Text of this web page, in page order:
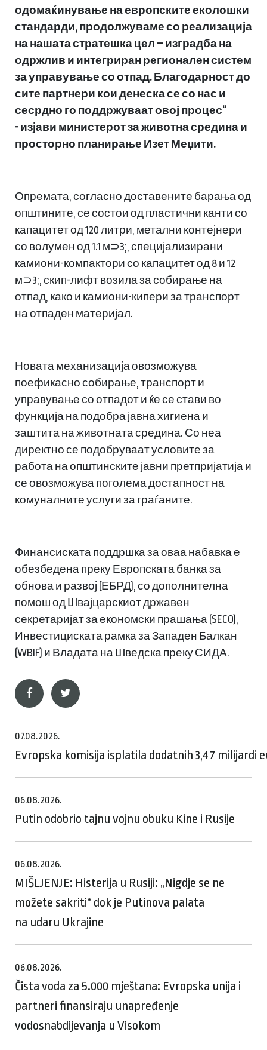
одомаќинување на европските еколошки
стандарди, продолжуваме со реализација
на нашата стратешка цел – изградба на
одржлив и интегриран регионален систем
за управување со отпад. Благодарност до
сите партнери кои денеска се со нас и
сесрдно го поддржуваат овој процес“
- изјави министерот за животна средина и
просторно планирање Изет Меџити.
Опремата, согласно доставените барања од
општините, се состои од пластични канти со
капацитет од 120 литри, метални контејнери
со волумен од 1.1 м⊃3;, специјализирани
камиони-компактори со капацитет од 8 и 12
м⊃3;, скип-лифт возила за собирање на
отпад, како и камиони-кипери за транспорт
на отпаден материјал.
Новата механизација овозможува
поефикасно собирање, транспорт и
управување со отпадот и ќе се стави во
функција на подобра јавна хигиена и
заштита на животната средина. Со неа
директно се подобруваат условите за
работа на општинските јавни претпријатија и
се овозможува поголема достапност на
комуналните услуги за граѓаните.
Финансиската поддршка за оваа набавка е
обезбедена преку Европската банка за
обнова и развој (ЕБРД), со дополнителна
помош од Швајцарскиот државен
секретаријат за економски прашања (SECO),
Инвестициската рамка за Западен Балкан
(WBIF) и Владата на Шведска преку СИДА.
07.08.2026.
Evropska komisija isplatila dodatnih 3,47 milijardi
06.08.2026.
Putin odobrio tajnu vojnu obuku Kine i Rusije
06.08.2026.
MIŠLJENJE: Histerija u Rusiji: „Nigdje se ne
možete sakriti“ dok je Putinova palata
na udaru Ukrajine
06.08.2026.
Čista voda za 5.000 mještana: Evropska unija i
partneri finansiraju unapređenje
vodosnabdijevanja u Visokom